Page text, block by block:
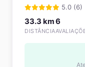
5.0 (6)
33.3 km
DISTÂNCIA
6